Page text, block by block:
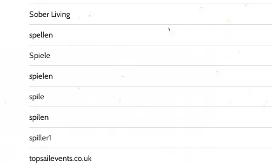
Sober Living
spellen
Spiele
spielen
spile
spilen
spiller1
topsailevents.co.uk